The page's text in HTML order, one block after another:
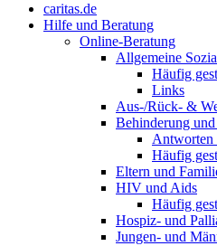
caritas.de
Hilfe und Beratung
Online-Beratung
Allgemeine
Häufig
Links
Aus-/Rück- &
Behinderung
Antworten
Häufig
Eltern und
HIV und Aids
Häufig
Hospiz- und
Jungen- und